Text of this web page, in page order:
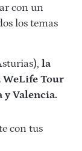
con un
los temas
la
WeLife Tour
y Valencia.
con tus